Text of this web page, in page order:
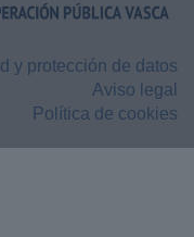
y protección de datos
Aviso legal
Política de cookies